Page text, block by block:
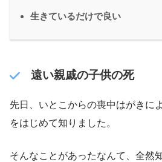
生きているだけで良い
遠い親戚の子供の死
先日、いとこからの喪中はがきに
をはじめて知りました。
そんなことがあったなんて、全然